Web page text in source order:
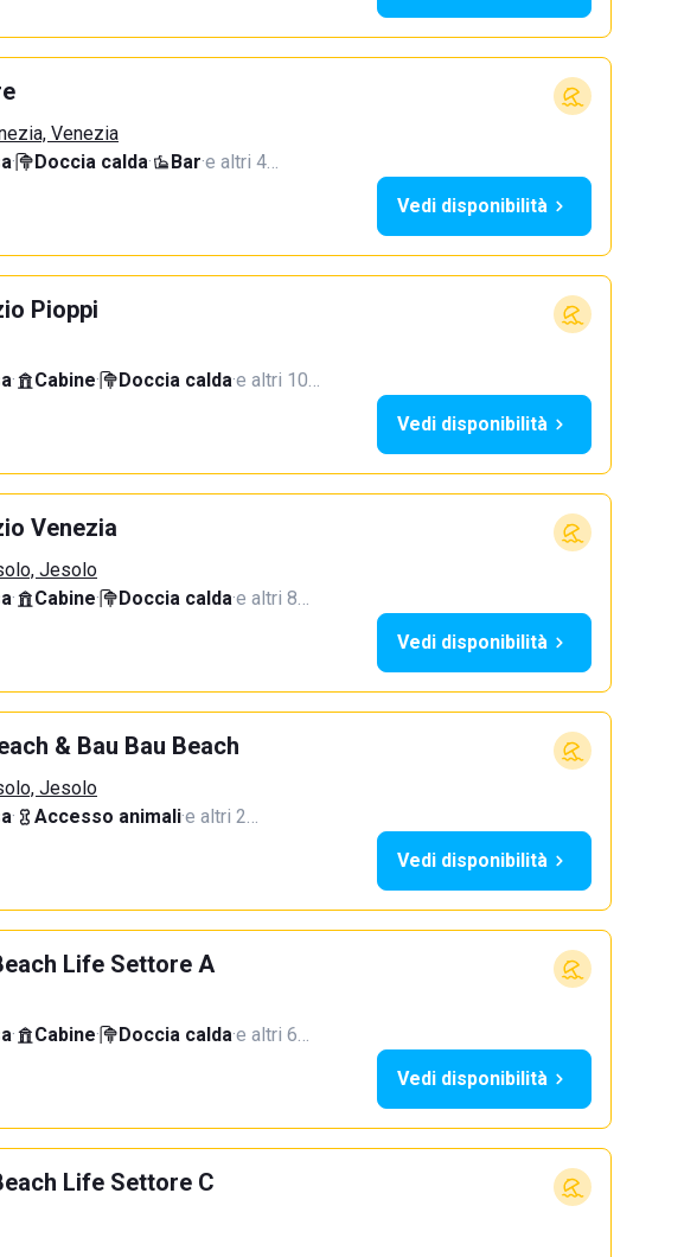
Venezia
· Doccia calda· Bar·e altri 4…
Vedi disponibilità
Pioppi
· Cabine· Doccia calda·e altri 10…
Vedi disponibilità
Venezia
Jesolo
· Cabine· Doccia calda·e altri 8…
Vedi disponibilità
& Bau Bau Beach
Jesolo
· Accesso animali·e altri 2…
Vedi disponibilità
Life Settore A
· Cabine· Doccia calda·e altri 6…
Vedi disponibilità
Life Settore C